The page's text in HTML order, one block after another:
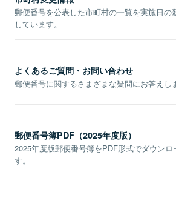
郵便番号を公表した市町村の一覧を実施日の
しています。
よくあるご質問・お問い合わせ
郵便番号に関するさまざまな疑問にお答えし
郵便番号簿PDF（2025年度版）
2025年度版郵便番号簿をPDF形式でダウンロ
す。